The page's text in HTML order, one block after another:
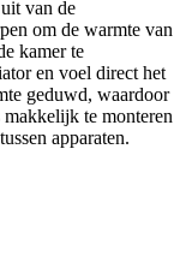
van de
om de warmte van
kamer te
en voel direct het
geduwd, waardoor
te monteren
apparaten.